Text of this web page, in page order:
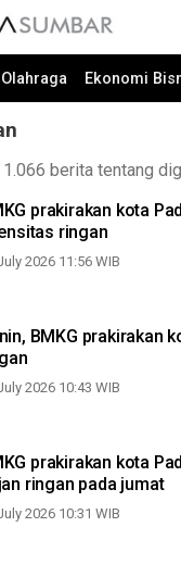
Olahraga Ekonomi
berita tentang
prakirakan kota
ringan
2026 11:56 WIB
BMKG prakirakan
2026 10:43 WIB
prakirakan kota
ringan pada jumat
2026 10:31 WIB